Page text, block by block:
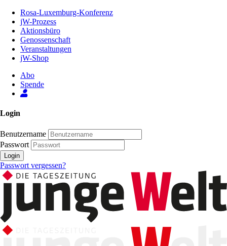
Inhalt
Seite
Rosa-Luxemburg-Konferenz
jW-Prozess
Aktionsbüro
Genossenschaft
Veranstaltungen
jW-Shop
Abo
Spende
Login
Benutzername
Passwort
Login
Passwort vergessen?